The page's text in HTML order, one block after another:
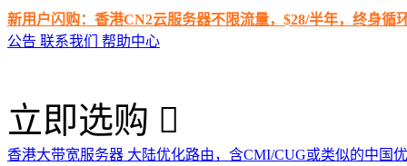
新用户闪购：香港CN2云服务器不限流量，$28/半年，终身循
公告 联系我们 帮助中心
立即选购
香港大带宽服务器 大陆优化路由，含CMI/CUG或类似的中国